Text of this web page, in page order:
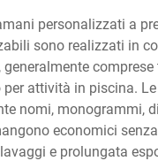
personalizzati a
sono realizzati in
generalmente
per attività in piscina.
nomi, monogrammi,
economici
e prolungata